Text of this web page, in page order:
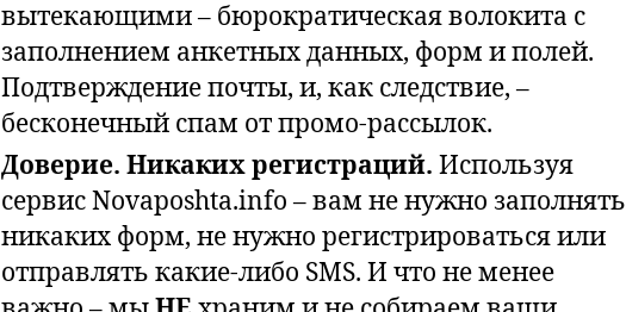
вытекающими – бюрократическая волокита с
заполнением анкетных данных, форм и полей.
Подтверждение почты, и, как следствие, –
бесконечный спам от промо-рассылок.
Доверие. Никаких регистраций. Используя
сервис Novaposhta.info – вам не нужно заполнять
никаких форм, не нужно регистрироваться или
отправлять какие-либо SMS. И что не менее